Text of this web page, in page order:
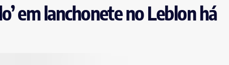
em lanchonete no Leblon há